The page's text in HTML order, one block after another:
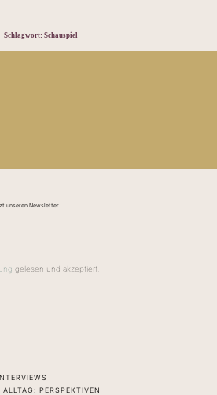
Schlagwort: Schauspiel
unseren Newsletter.
gelesen und akzeptiert.
PERSPEKTIVEN